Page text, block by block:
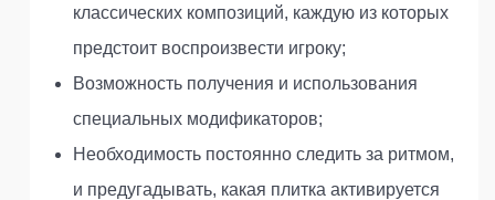
классических композиций, каждую из которых
предстоит воспроизвести игроку;
Возможность получения и использования
специальных модификаторов;
Необходимость постоянно следить за ритмом,
и предугадывать, какая плитка активируется